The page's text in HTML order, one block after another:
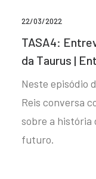
22/03/2022
TASA4:
da Taurus |
Neste episódio
Reis conversa
sobre a história
futuro.